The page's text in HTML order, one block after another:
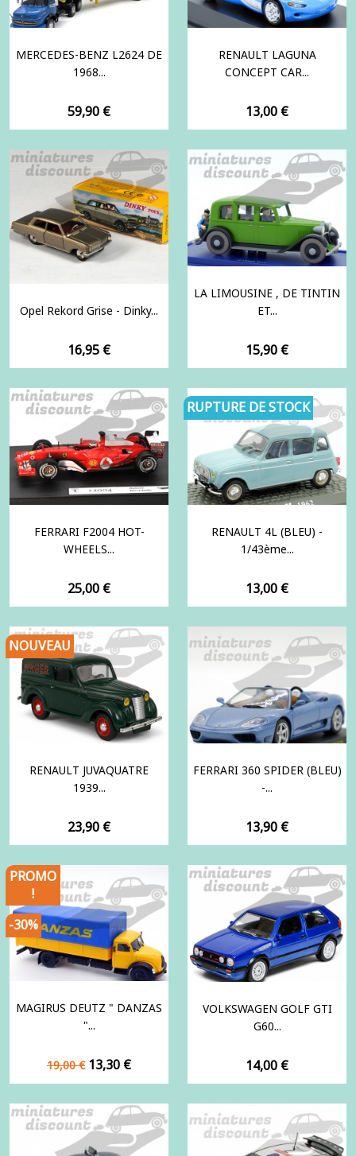
MERCEDES-BENZ L2624 DE
1968...
Prix
59,90 €
RENAULT LAGUNA
CONCEPT CAR...
Prix
13,00 €
Opel Rekord Grise - Dinky...
Prix
16,95 €
LA LIMOUSINE , DE TINTIN
ET...
Prix
15,90 €
FERRARI F2004 HOT-
WHEELS...
Prix
25,00 €
RENAULT 4L (BLEU) -
1/43ème...
Prix
13,00 €
RUPTURE DE STOCK
RENAULT JUVAQUATRE
1939...
Prix
23,90 €
NOUVEAU
FERRARI 360 SPIDER (BLEU)
-...
Prix
13,90 €
MAGIRUS DEUTZ " DANZAS
"...
Prix
de
19,00 € Prix
13,30 €
PROMO
!
-30%
VOLKSWAGEN GOLF GTI
G60...
Prix
14,00 €